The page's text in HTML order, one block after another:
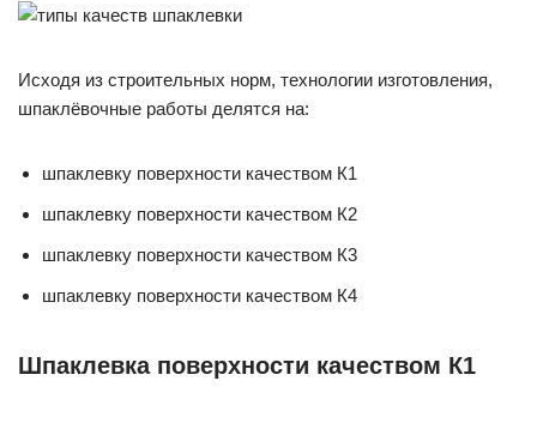
Исходя из строительных норм, технологии изготовления,
шпаклёвочные работы делятся на:
шпаклевку поверхности качеством К1
шпаклевку поверхности качеством К2
шпаклевку поверхности качеством К3
шпаклевку поверхности качеством К4
Шпаклевка поверхности качеством К1